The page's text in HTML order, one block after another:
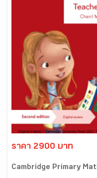
ราคา 2900 บาท
Cambridge Primary